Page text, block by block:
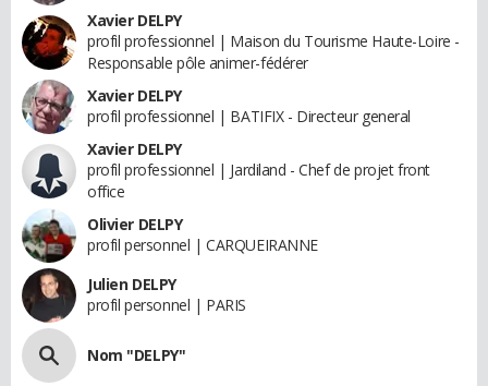
Xavier DELPY
profil professionnel | Maison du Tourisme Haute-Loire -
Responsable pôle animer-fédérer
Xavier DELPY
profil professionnel | BATIFIX - Directeur general
Xavier DELPY
profil professionnel | Jardiland - Chef de projet front
office
Olivier DELPY
profil personnel | CARQUEIRANNE
Julien DELPY
profil personnel | PARIS
Nom "DELPY"